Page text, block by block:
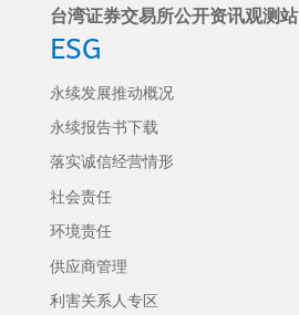
台湾证券交易所公开资讯观测站
ESG
永续发展推动概况
永续报告书下载
落实诚信经营情形
社会责任
环境责任
供应商管理
利害关系人专区